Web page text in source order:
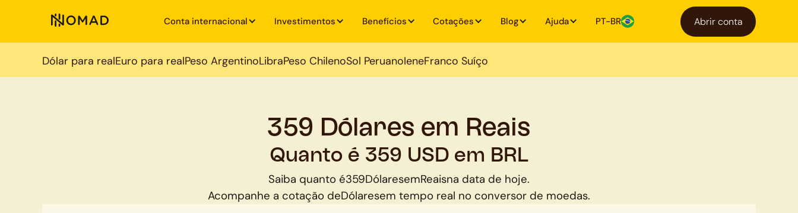
Conta internacional Investimentos Benefícios Cotações Blog Ajuda PT-BR Abrir conta
Dólar para realEuro para realPeso ArgentinoLibraPeso ChilenoSol PeruanoIeneFranco Suíço
359 Dólares em Reais
Quanto é 359 USD em BRL
Saiba quanto é359DólaresemReaisna data de hoje.
Acompanhe a cotação deDólaresem tempo real no conversor de moedas.